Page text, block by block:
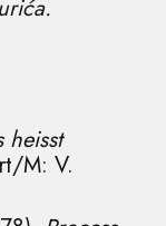
heisst
M: V.